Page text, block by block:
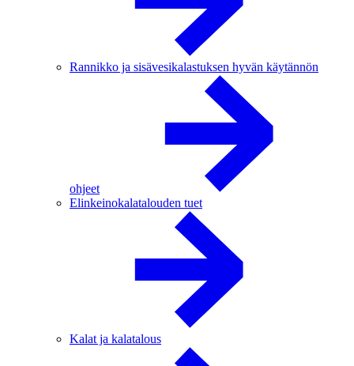
Rannikko ja sisävesikalastuksen hyvän käytännön
ohjeet
Elinkeinokalatalouden tuet
Kalat ja kalatalous